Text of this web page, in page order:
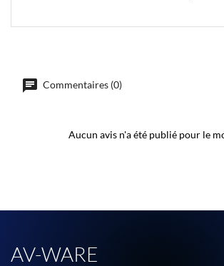
Commentaires (0)
Aucun avis n'a été publié pour le
AV-WARE